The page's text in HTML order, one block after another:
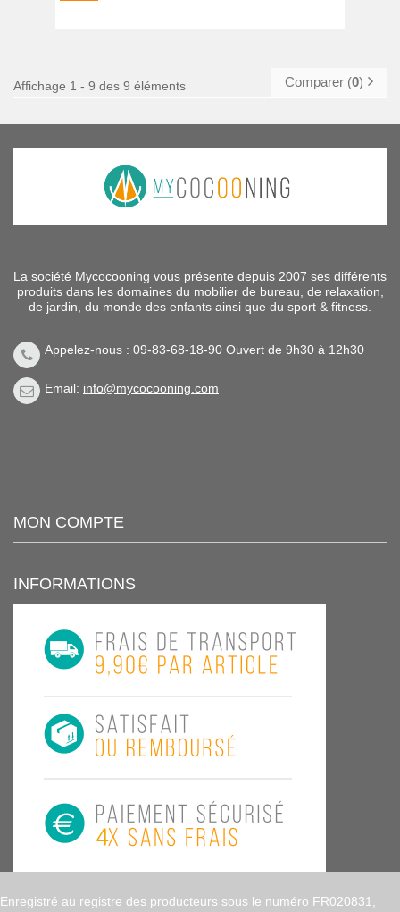
Comparer (0)
Affichage 1 - 9 des 9 éléments
La société Mycocooning vous présente depuis 2007 ses différents
produits dans les domaines du mobilier de bureau, de relaxation,
de jardin, du monde des enfants ainsi que du sport & fitness.
Appelez-nous : 09-83-68-18-90 Ouvert de 9h30 à 12h30
Email: info@mycocooning.com
MON COMPTE
INFORMATIONS
Enregistré au registre des producteurs sous le numéro FR020831,